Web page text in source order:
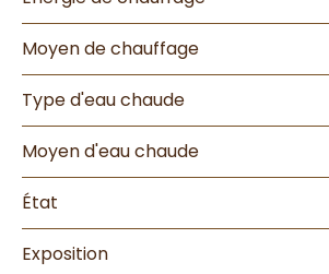
Moyen de chauffage
Type d'eau chaude
Moyen d'eau chaude
État
Exposition